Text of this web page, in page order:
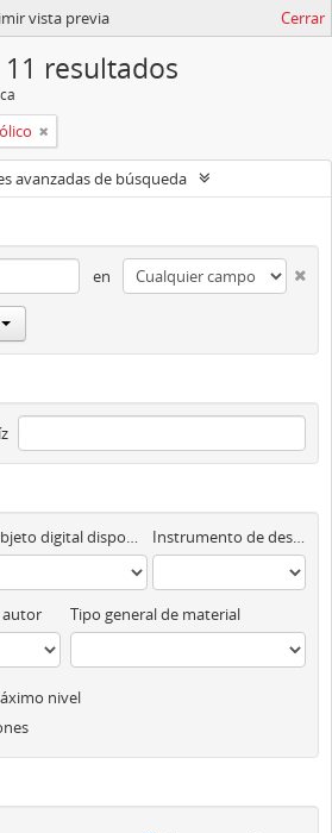
vista previa Cerrar
resultados
avanzadas de búsqueda
en
Objeto digital disponibles Instrumento de descripción
autor Tipo general de material
nivel